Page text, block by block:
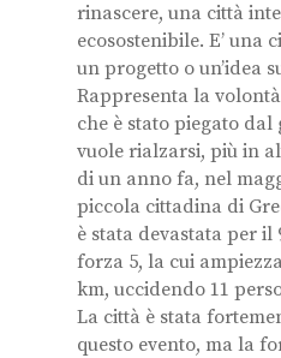
rinascere, una città
ecosostenibile. E’ una
un progetto o un’idea
Rappresenta la
che è stato piegato
vuole rialzarsi, più in
di un anno fa, nel
piccola cittadina di
è stata devastata per
forza 5, la cui
km, uccidendo 11
La città è stata
questo evento, ma la